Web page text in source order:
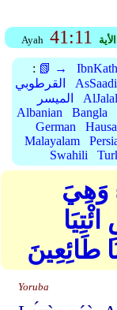
Ayah 41:11 الأية
: 📗 →
القرطوبي
الميسر
Albanian
Bangla
German
Hausa
Malayalam
Swahili
وَهِيَ
طَائِعِينَ
Yoruba